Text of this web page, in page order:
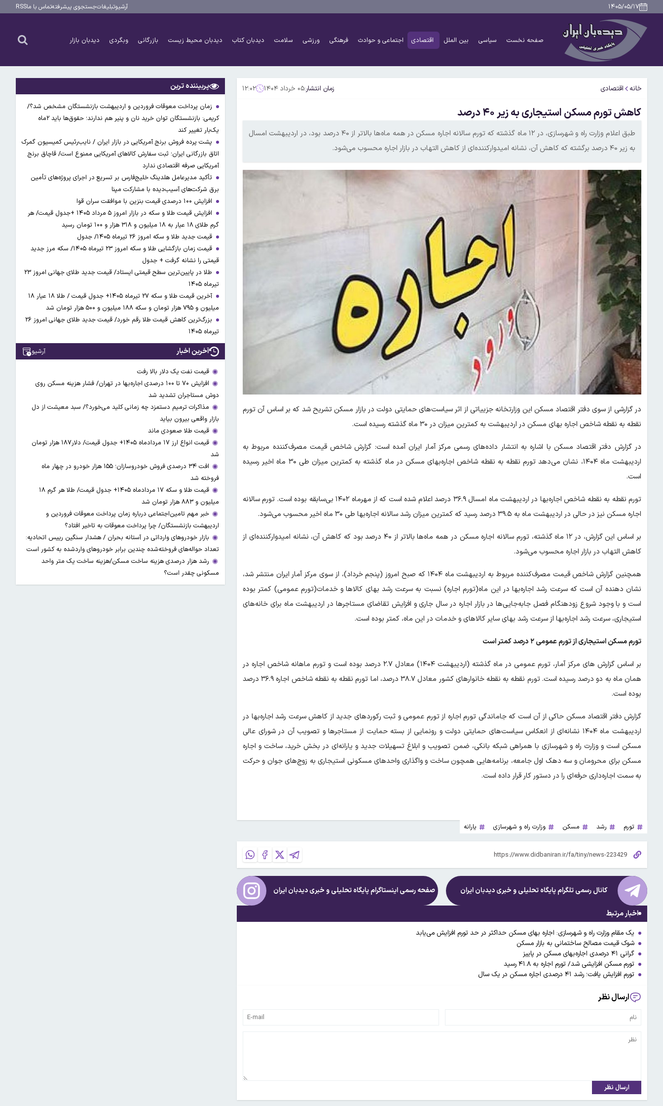
۱۴۰۵/۰۵/۱۷ آرشیوتبلیغاتجستجوی پیشرفتهتماس با ماRSS
صفحه نخست سیاسی بین الملل اقتصادی اجتماعی و حوادث فرهنگی ورزشی سلامت دیدبان کتاب دیدبان محیط زیست بازرگانی وبگردی دیدبان بازار
خانه اقتصادی زمان انتشار:۰۵ خرداد ۱۴۰۴ ۱۲:۰۲
کاهش تورم مسکن استیجاری به زیر ۴۰ درصد
طبق اعلام وزارت راه و شهرسازی،‌ در ۱۲ ماه گذشته که تورم سالانه اجاره مسکن در همه ماه‌ها بالاتر از ۴۰ درصد بود، در اردیبهشت امسال
به زیر ۴۰ درصد برگشته که کاهش آن، نشانه امیدوارکننده‌ای از کاهش التهاب در بازار اجاره محسوب می‌شود.
در گزارشی از سوی دفتر اقتصاد مسکن این وزارتخانه جزییاتی از اثر سیاست‌های حمایتی دولت در بازار مسکن تشریح شد که بر اساس آن تورم
نقطه به نقطه شاخص اجاره بهای مسکن در اردیبهشت به کمترین میزان در ۳۰ ماه گذشته رسیده است.
در گزارش دفتر اقتصاد مسکن با اشاره به انتشار داده‌های رسمی مرکز آمار ایران آمده است: گزارش شاخص قیمت مصرف‌کننده مربوط به
اردیبهشت ماه ۱۴۰۴، نشان می‌دهد تورم نقطه به نقطه شاخص اجاره‌بهای مسکن در ماه گذشته به کمترین میزان طی ۳۰ ماه اخیر رسیده
است.
تورم نقطه به نقطه شاخص اجاره‌بها در اردیبهشت ماه امسال ۳۶.۹ درصد اعلام شده است که از مهرماه ۱۴۰۲ بی‌سابقه بوده است. تورم سالانه
اجاره مسکن نیز در حالی در اردیبهشت ماه به ۳۹.۵ درصد رسید که کمترین میزان رشد سالانه اجاره‌بها طی ۳۰ ماه اخیر محسوب می‌شود.
بر اساس این گزارش، در ۱۲ ماه گذشته، تورم سالانه اجاره مسکن در همه ماه‌ها بالاتر از ۴۰ درصد بود که کاهش آن، نشانه امیدوارکننده‌ای از
کاهش التهاب در بازار اجاره محسوب می‌شود.
همچنین گزارش شاخص قیمت مصرف‌کننده مربوط به اردیبهشت ماه ۱۴۰۴ که صبح امروز (پنجم خرداد)، از سوی مرکز آمار ایران منتشر شد،
نشان دهنده آن است که سرعت رشد اجاره‌بها در این ماه(تورم اجاره) نسبت به سرعت رشد بهای کالاها و خدمات(تورم عمومی) کمتر بوده
است و با وجود شروع زودهنگام فصل جابه‌جایی‌ها در بازار اجاره در سال جاری و افزایش تقاضای مستاجرها در اردیبهشت ماه برای خانه‌های
استیجاری، سرعت رشد اجاره‌بها از سرعت رشد بهای سایر کالاهای و خدمات در این ماه، کمتر بوده است.
تورم مسکن استیجاری از تورم عمومی ۲ درصد کمتر است
بر اساس گزارش های مرکز آمار، تورم عمومی در ماه گذشته (اردیبهشت ۱۴۰۴) معادل ۲.۷ درصد بوده است و تورم ماهانه شاخص اجاره در
همان ماه به دو درصد رسیده است. تورم نقطه به نقطه خانوارهای کشور معادل ۳۸.۷ درصد، اما تورم نقطه به نقطه شاخص اجاره ۳۶.۹ درصد
بوده است.
گزارش دفتر اقتصاد مسکن حاکی از آن است که جاماندگی تورم اجاره از تورم عمومی و ثبت رکوردهای جدید از کاهش سرعت رشد اجاره‌بها در
اردیبهشت ماه ۱۴۰۴ نشانه‌ای از انعکاس سیاست‌های حمایتی دولت و رونمایی از بسته حمایت از مستاجرها و تصویب آن در شورای عالی
مسکن است و وزارت راه و شهرسازی با همراهی شبکه بانکی، ضمن تصویب و ابلاغ تسهیلات جدید و یارانه‌ای در بخش خرید، ساخت و اجاره
مسکن برای محرومان و سه دهک اول جامعه، برنامه‌هایی همچون ساخت و واگذاری واحدهای مسکونی استیجاری به زوج‌های جوان و حرکت
به سمت اجاره‌داری حرفه‌ای را در دستور کار قرار داده است.
تورم رشد مسکن وزارت راه و شهرسازی یارانه
کانال رسمی تلگرام پایگاه تحلیلی و خبریدیدبان ایران صفحه رسمی اینستاگرام پایگاه تحلیلی و خبریدیدبان ایران
اخبار مرتبط
یک مقام وزارت راه و شهرسازی: اجاره بهای مسکن حداکثر در حد تورم افزایش می‌یابد
شوک قیمت مصالح ساختمانی به بازار مسکن
گرانی ۴۱ درصدی اجاره‌بهای مسکن در پاییز
تورم مسکن افزایشی شد/ تورم اجاره به ۴۱.۸ رسید
تورم افزایش یافت؛ رشد ۴۱ درصدی اجاره مسکن در یک سال
ارسال نظر
ارسال نظر
پربیننده ترین
زمان پرداخت معوقات فروردین و اردیبهشت بازنشستگان مشخص شد؟/
کریمی: بازنشستگان توان خرید نان و پنیر هم ندارند؛ حقوق‌ها باید ۲ماه
یک‌بار تغییر کند
پشت پرده فروش برنج آمریکایی در بازار ایران / نایب‌رئیس کمیسیون گمرک
اتاق بازرگانی ایران؛ ثبت سفارش کالاهای آمریکایی ممنوع است/ قاچاق برنج
آمریکایی صرفه اقتصادی ندارد
تأکید مدیرعامل هلدینگ خلیج‌فارس بر تسریع در اجرای پروژه‌های تأمین
برق شرکت‌های آسیب‌دیده با مشارکت مپنا
افزایش ۱۰۰ درصدی قیمت بنزین با موافقت سران قوا
افزایش قیمت طلا و سکه در بازار امروز ۵ مرداد ۱۴۰۵ +جدول قیمت/ هر
گرم طلای ۱۸ عیار به ۱۸ میلیون و ۳۱۸ هزار و ۱۰۰ تومان رسید
قیمت جدید طلا و سکه امروز ۲۶ تیرماه ۱۴۰۵/ جدول
قیمت زمان بازگشایی طلا و سکه امروز ۲۳ تیرماه ۱۴۰۵/ سکه مرز جدید
قیمتی را نشانه گرفت + جدول
طلا در پایین‌ترین سطح قیمتی ایستاد/ قیمت جدید طلای جهانی امروز ۲۳
تیرماه ۱۴۰۵
آخرین قیمت طلا و سکه ۲۷ تیرماه ۱۴۰۵+ جدول قیمت / طلا ۱۸ عیار ۱۸
میلیون و ۷۹۵ هزار تومان و سکه ۱۸۸ میلیون و ۵۰۰ هزار تومان شد
بزرگ‌ترین کاهش قیمت طلا رقم خورد/ قیمت جدید طلای جهانی امروز ۲۶
تیرماه ۱۴۰۵
آخرین اخبار آرشیو
قیمت نفت یک دلار بالا رفت
افزایش ۷۰ تا ۱۰۰ درصدی اجاره‌بها در تهران/ فشار هزینه مسکن روی
دوش مستاجران تشدید شد
مذاکرات ترمیم دستمزد چه زمانی کلید می‌خورد؟/ سبد معیشت از دل
بازار واقعی بیرون بیاید
قیمت طلا صعودی ماند
قیمت انواع ارز ۱۷ مردادماه ۱۴۰۵+ جدول قیمت/ دلار۱۸۷ هزار تومان
شد
افت ۳۴ درصدی فروش خودروسازان؛ ۱۵۵ هزار خودرو در چهار ماه
فروخته شد
قیمت طلا و سکه ۱۷ مردادماه ۱۴۰۵+ جدول قیمت/ طلا هر گرم ۱۸
میلیون و ۸۸۳ هزار تومان شد
خبر مهم تامین‌اجتماعی درباره زمان پرداخت معوقات فروردین و
اردیبهشت بازنشستگان/ چرا پرداخت معوقات به تاخیر افتاد؟
بازار خودروهای وارداتی در آستانه بحران / هشدار سنگین رییس اتحادیه:
تعداد حواله‌های فروخته‌شده چندین برابر خودروهای واردشده به کشور است
رشد هزار درصدی هزینه ساخت مسکن/هزینه ساخت یک متر واحد
مسکونی چقدر است؟